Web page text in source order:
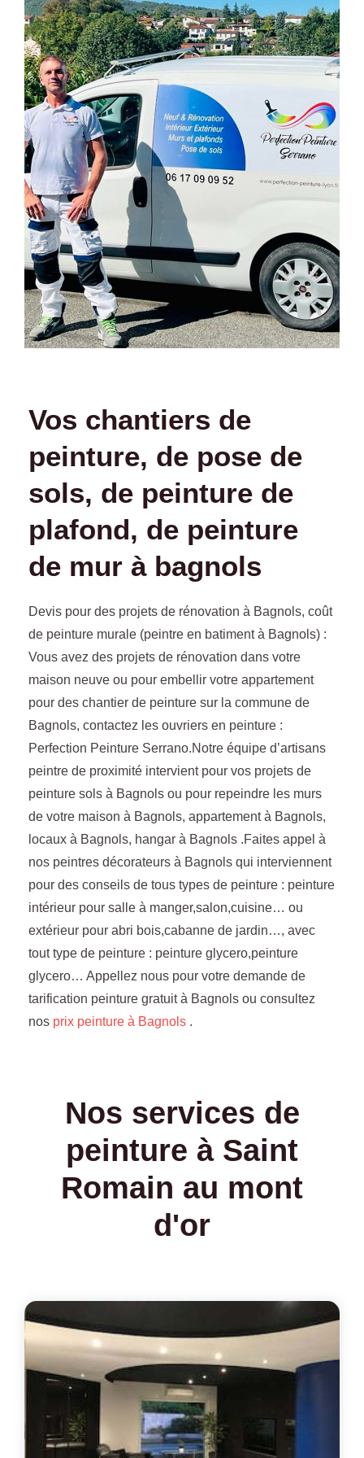
Vos chantiers de
peinture, de pose de
sols, de peinture de
plafond, de peinture
de mur à bagnols
Devis pour des projets de rénovation à Bagnols, coût
de peinture murale (peintre en batiment à Bagnols) :
Vous avez des projets de rénovation dans votre
maison neuve ou pour embellir votre appartement
pour des chantier de peinture sur la commune de
Bagnols, contactez les ouvriers en peinture :
Perfection Peinture Serrano.Notre équipe d’artisans
peintre de proximité intervient pour vos projets de
peinture sols à Bagnols ou pour repeindre les murs
de votre maison à Bagnols, appartement à Bagnols,
locaux à Bagnols, hangar à Bagnols .Faites appel à
nos peintres décorateurs à Bagnols qui interviennent
pour des conseils de tous types de peinture : peinture
intérieur pour salle à manger,salon,cuisine… ou
extérieur pour abri bois,cabanne de jardin…, avec
tout type de peinture : peinture glycero,peinture
glycero… Appellez nous pour votre demande de
tarification peinture gratuit à Bagnols ou consultez
nos prix peinture à Bagnols .
Nos services de
peinture à Saint
Romain au mont
d'or